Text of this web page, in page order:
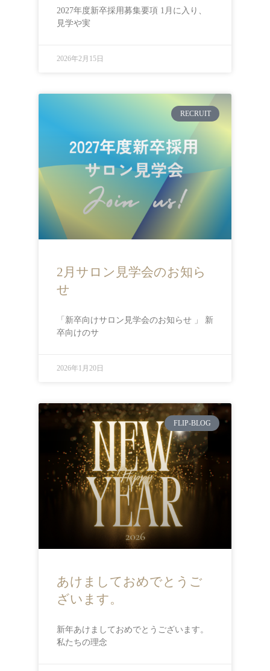
2027年度新卒採用募集要項 1月に入り、
見学や実
2026年2月15日
RECRUIT
2月サロン見学会のお知ら
せ
「新卒向けサロン見学会のお知らせ 」 新
卒向けのサ
2026年1月20日
FLIP-BLOG
あけましておめでとうご
ざいます。
新年あけましておめでとうございます。
私たちの理念